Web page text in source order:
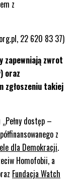
z
22 620 83 37)
zapewniają zwrot
oraz
zgłoszeniu takiej
dostęp –
z
dla Demokracji.
Homofobii, a
Fundacja Watch